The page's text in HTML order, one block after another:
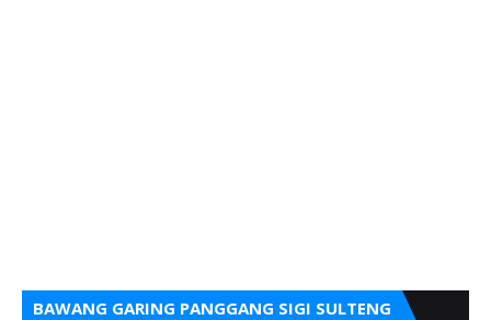
BAWANG GARING PANGGANG SIGI SULTENG